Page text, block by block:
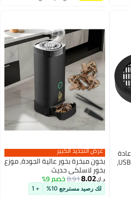
عرض التجديد الكبير
بخون مبخرة بخور عالية الجودة، موزع
بخور لاسلكي حديث
8.02
8.91خصم 9%
لك رصيد مسترجع 10% + 1